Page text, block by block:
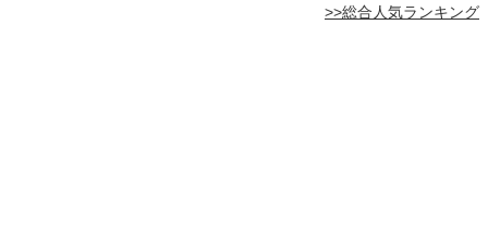
>>総合人気ランキング